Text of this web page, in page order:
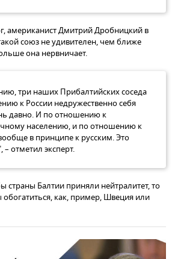
американист Дмитрий Дробницкий в
союз не удивителен, чем ближе
она нервничает.
три наших Прибалтийских соседа
к России недружественно себя
давно. И по отношению к
населению, и по отношению к
в принципе к русским. Это
– отметил эксперт.
страны Балтии приняли нейтралитет, то
обогатиться, как, пример, Швеция или